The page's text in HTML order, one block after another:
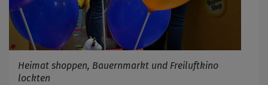
Heimat shoppen, Bauernmarkt und Freiluftkino
lockten